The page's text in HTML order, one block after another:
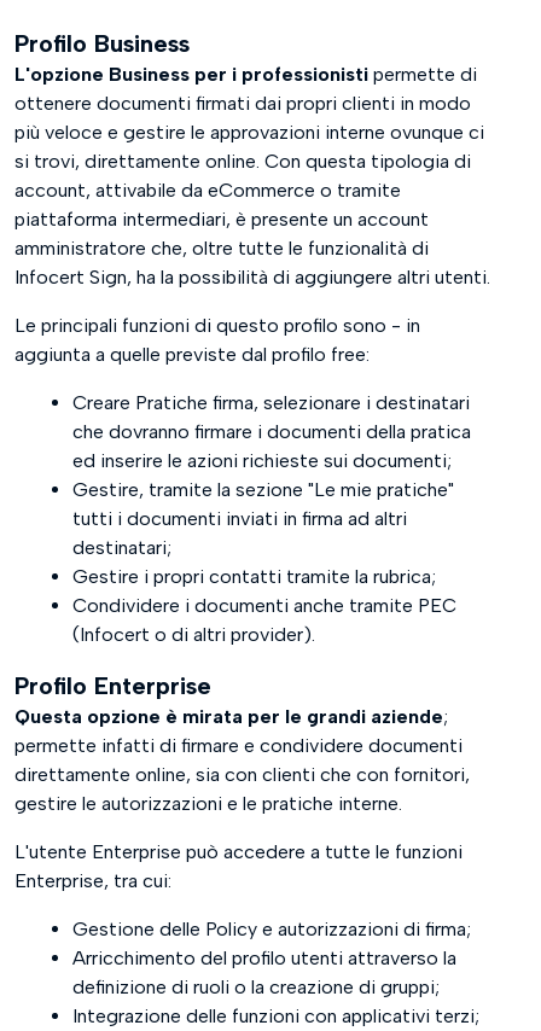
Profilo Business
L'opzione Business per i professionisti permette di
ottenere documenti firmati dai propri clienti in modo
più veloce e gestire le approvazioni interne ovunque ci
si trovi, direttamente online. Con questa tipologia di
account, attivabile da eCommerce o tramite
piattaforma intermediari, è presente un account
amministratore che, oltre tutte le funzionalità di
Infocert Sign, ha la possibilità di aggiungere altri utenti.
Le principali funzioni di questo profilo sono - in
aggiunta a quelle previste dal profilo free:
Creare Pratiche firma, selezionare i destinatari
che dovranno firmare i documenti della pratica
ed inserire le azioni richieste sui documenti;
Gestire, tramite la sezione "Le mie pratiche"
tutti i documenti inviati in firma ad altri
destinatari;
Gestire i propri contatti tramite la rubrica;
Condividere i documenti anche tramite PEC
(Infocert o di altri provider).
Profilo Enterprise
Questa opzione è mirata per le grandi aziende;
permette infatti di firmare e condividere documenti
direttamente online, sia con clienti che con fornitori,
gestire le autorizzazioni e le pratiche interne.
L'utente Enterprise può accedere a tutte le funzioni
Enterprise, tra cui:
Gestione delle Policy e autorizzazioni di firma;
Arricchimento del profilo utenti attraverso la
definizione di ruoli o la creazione di gruppi;
Integrazione delle funzioni con applicativi terzi;